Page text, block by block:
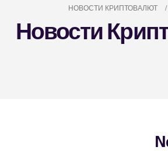
НОВОСТИ КРИПТОВАЛЮТ
Новости